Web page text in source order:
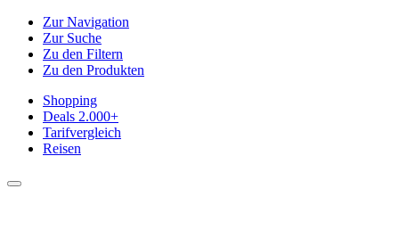
Zur Navigation
Zur Suche
Zu den Filtern
Zu den Produkten
Shopping
Deals 2.000+
Tarifvergleich
Reisen